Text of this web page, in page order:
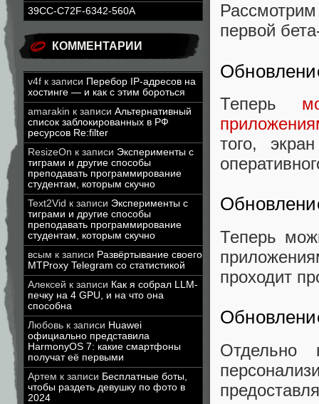
39CC-C72F-6342-560A
КОММЕНТАРИИ
v4f к записи Перебор IP-адресов на
хостинге — и как с этим бороться
amarakin к записи Альтернативный
список заблокированных в РФ
ресурсов Re:filter
ResizeOn к записи Эксперименты с
тиграми и другие способы
преподавать программирование
студентам, которым скучно
Text2Vid к записи Эксперименты с
тиграми и другие способы
преподавать программирование
студентам, которым скучно
всым к записи Развёртывание своего
MTProxy Telegram со статистикой
Алексей к записи Как я собрал LLM-
печку на 4 GPU, и на что она
способна
Любовь к записи Huawei
официально представила
HarmonyOS 7: какие смартфоны
получат её первыми
Артем к записи Бесплатные боты,
чтобы раздеть девушку по фото в
2024
первой
Теперь
того,
Теперь
проходит
Отдельно